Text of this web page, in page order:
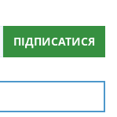
ПІДПИСАТИСЯ